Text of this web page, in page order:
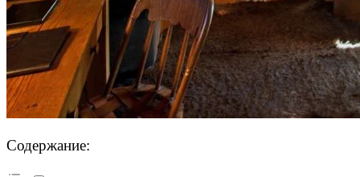
Содержание: